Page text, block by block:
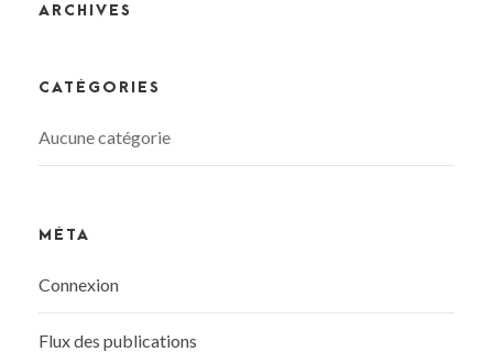
ARCHIVES
CATÉGORIES
Aucune catégorie
MÉTA
Connexion
Flux des publications